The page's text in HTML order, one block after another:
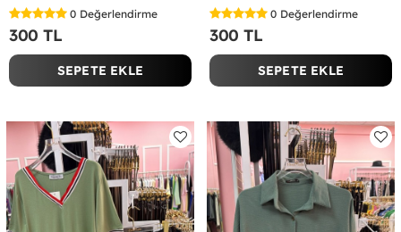
0 Değerlendirme
300 TL
SEPETE EKLE
0 Değerlendirme
300 TL
SEPETE EKLE